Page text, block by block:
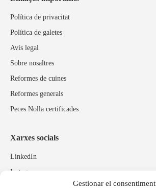
Gestionar el consentiment
Política de privacitat
Política de galetes
Avís legal
Sobre nosaltres
Reformes de cuines
Reformes generals
Peces Nolla certificades
Xarxes socials
LinkedIn
Instagram